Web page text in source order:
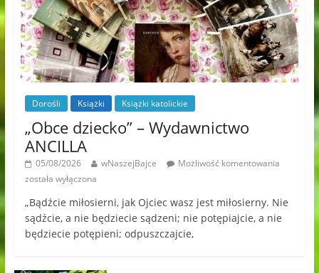
Dorośli Książki Książki katolickie
„Obce dziecko” – Wydawnictwo
ANCILLA
05/08/2026 wNaszejBajce
Możliwość komentowania
została wyłączona
„Bądźcie miłosierni, jak Ojciec wasz jest miłosierny. Nie
sądźcie, a nie będziecie sądzeni; nie potępiajcie, a nie
będziecie potępieni; odpuszczajcie,